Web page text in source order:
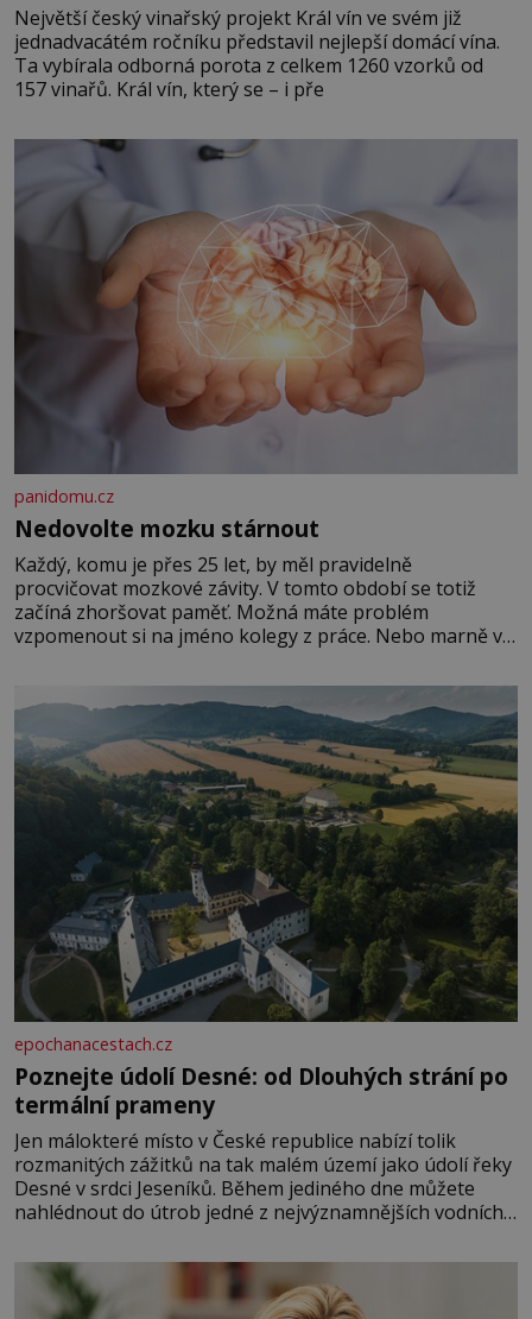
Největší český vinařský projekt Král vín ve svém již
jednadvacátém ročníku představil nejlepší domácí vína.
Ta vybírala odborná porota z celkem 1260 vzorků od
157 vinařů. Král vín, který se – i pře
panidomu.cz
Nedovolte mozku stárnout
Každý, komu je přes 25 let, by měl pravidelně
procvičovat mozkové závity. V tomto období se totiž
začíná zhoršovat paměť. Možná máte problém
vzpomenout si na jméno kolegy z práce. Nebo marně v
Je to opravdu tak, s věkem jako kdyby se paměť
rozhodla stávkovat. Cvičte
epochanacestach.cz
Poznejte údolí Desné: od Dlouhých strání po
termální prameny
Jen málokteré místo v České republice nabízí tolik
rozmanitých zážitků na tak malém území jako údolí řeky
Desné v srdci Jeseníků. Během jediného dne můžete
nahlédnout do útrob jedné z nejvýznamnějších vodních
se na koloběžce a den zakončit poznáváním památek ve
Velkých Losinách nebo v termálním